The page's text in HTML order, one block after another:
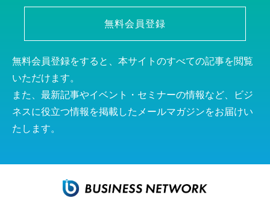
無料会員登録
無料会員登録をすると、本サイトのすべての記事を閲覧
いただけます。
また、最新記事やイベント・セミナーの情報など、ビジ
ネスに役立つ情報を掲載したメールマガジンをお届けい
たします。